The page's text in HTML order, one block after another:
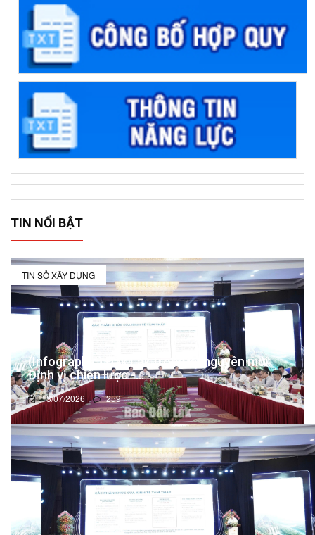
TIN NỔI BẬT
TIN SỞ XÂY DỰNG
(Infographic) Đắk Lắk trong kỷ nguyên mới:
Định vị chiến lược -...
13/07/2026 259